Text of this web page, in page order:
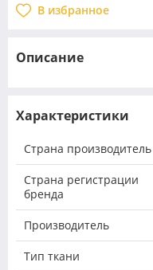
В избранное
Описание
Характеристики
Страна производитель
Страна регистрации
бренда
Производитель
Тип ткани